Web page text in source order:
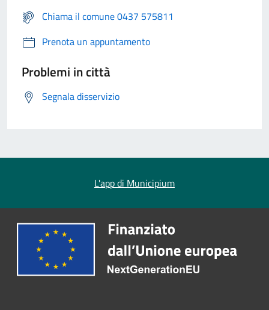
Chiama il comune 0437 575811
Prenota un appuntamento
Problemi in città
Segnala disservizio
L'app di Municipium